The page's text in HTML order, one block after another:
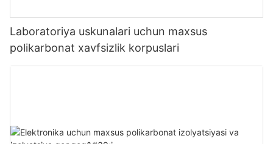
Laboratoriya uskunalari uchun maxsus
polikarbonat xavfsizlik korpuslari